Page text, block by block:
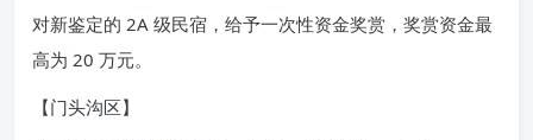
对新鉴定的 2A 级民宿，给予一次性资金奖赏，奖赏资金最
高为 20 万元。
【门头沟区】